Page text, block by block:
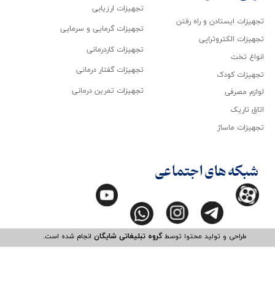
طراحی و تولید محتوا توسطگروه تبلیغاتی شایگانانجام شده است.​​​​​​​
تجهیزات ایستادن و راه رفتن
تجهیزات الکتروتراپی
انواع تخت
تجهیزات کودک
لوازم مصرفی
اتاق تاریک
تجهیزات ماساژ
تجهیزات ارزیابی
تجهیزات گرمایی و سرمایی
تجهیزات کاردرمانی
تجهیزات گفتار درمانی
تجهیزات تمرین درمانی
شبکه های اجتماعی